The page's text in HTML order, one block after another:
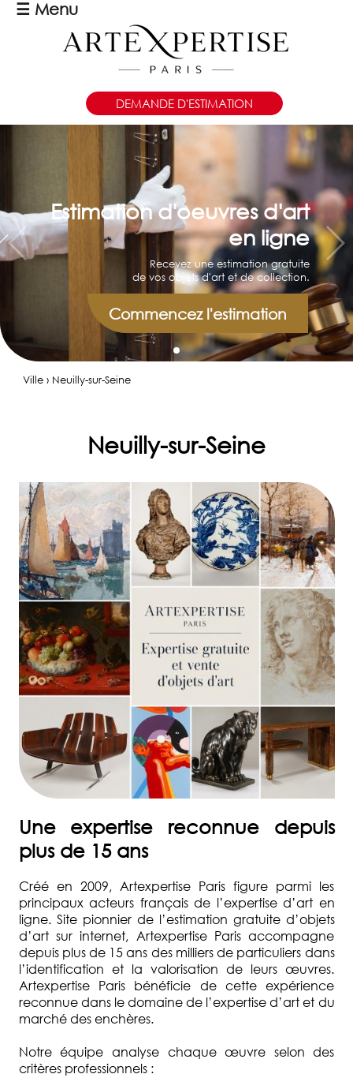
06
80
ESTIMER
UN
OBJET
VENDRE
UNE
OEUVRE
INVENTAIRE
DE
SUCCESSION
DOMAINES
D'EXPERTISE
☰ Menu
DEMANDE D'ESTIMATION
Estimation d'oeuvres d'art
en ligne
Recevez une estimation gratuite
de vos objets d'art et de collection.
Commencez l'estimation
Ville › Neuilly-sur-Seine
Neuilly-sur-Seine
Une expertise reconnue depuis
plus de 15 ans
Créé en 2009, Artexpertise Paris figure parmi les
principaux acteurs français de l’expertise d’art en
ligne. Site pionnier de l’estimation gratuite d’objets
d’art sur internet, Artexpertise Paris accompagne
depuis plus de 15 ans des milliers de particuliers dans
l’identification et la valorisation de leurs œuvres.
Artexpertise Paris bénéficie de cette expérience
reconnue dans le domaine de l’expertise d’art et du
marché des enchères.
Notre équipe analyse chaque œuvre selon des
critères professionnels :